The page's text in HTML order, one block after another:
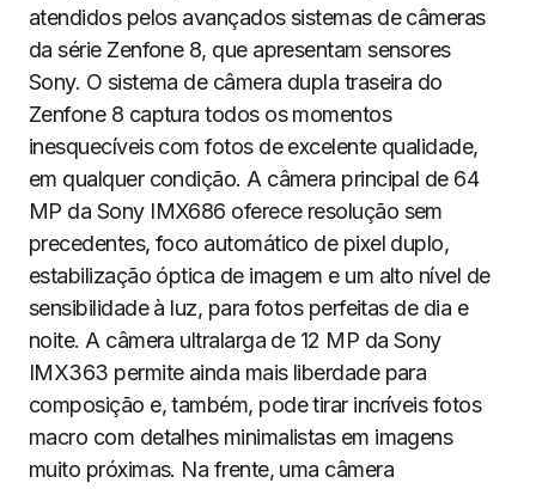
atendidos pelos avançados sistemas de câmeras
da série Zenfone 8, que apresentam sensores
Sony. O sistema de câmera dupla traseira do
Zenfone 8 captura todos os momentos
inesquecíveis com fotos de excelente qualidade,
em qualquer condição. A câmera principal de 64
MP da Sony IMX686 oferece resolução sem
precedentes, foco automático de pixel duplo,
estabilização óptica de imagem e um alto nível de
sensibilidade à luz, para fotos perfeitas de dia e
noite. A câmera ultralarga de 12 MP da Sony
IMX363 permite ainda mais liberdade para
composição e, também, pode tirar incríveis fotos
macro com detalhes minimalistas em imagens
muito próximas. Na frente, uma câmera